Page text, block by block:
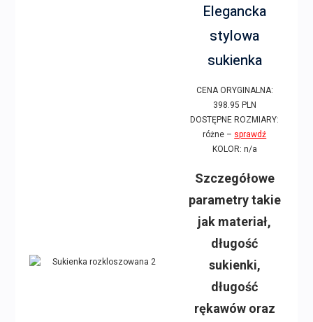
Elegancka
stylowa
sukienka
CENA ORYGINALNA:
398.95 PLN
DOSTĘPNE ROZMIARY:
różne – sprawdź
KOLOR: n/a
Szczegółowe
parametry takie
jak materiał,
długość
sukienki,
długość
rękawów oraz